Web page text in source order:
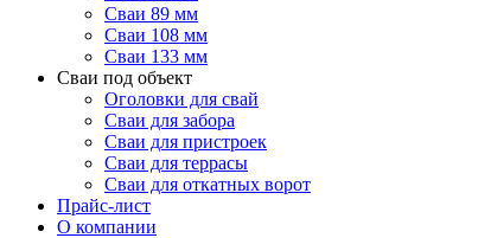
Сваи 89 мм
Сваи 108 мм
Сваи 133 мм
Сваи под объект
Оголовки для свай
Сваи для забора
Сваи для пристроек
Сваи для террасы
Сваи для откатных ворот
Прайс-лист
О компании